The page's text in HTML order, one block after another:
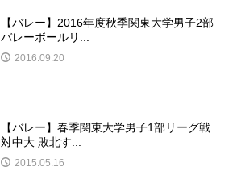
【バレー】2016年度秋季関東大学男子2部
バレーボールリ...
2016.09.20
【バレー】春季関東大学男子1部リーグ戦
対中大 敗北す...
2015.05.16